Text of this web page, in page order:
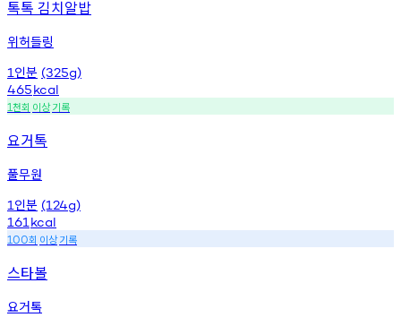
톡톡 김치알밥
위허들링
1 인분 (325g)
465kcal
1천회 이상기록
요거톡
풀무원
1 인분 (124g)
161 kcal
100회 이상기록
스타볼
요거톡